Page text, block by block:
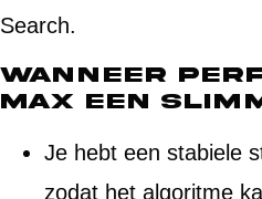
Search.
Wanneer
Max een
Je hebt een stabiele
zodat het algoritme